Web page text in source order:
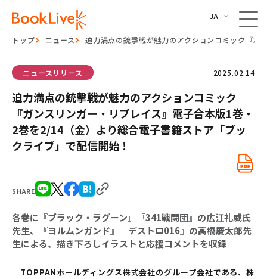
JA
トップ ニュース 迫力満点の銃撃戦が魅力のアクションコミック『
SHARE
ニュースリリース 2025.02.14
迫力満点の銃撃戦が魅力のアクションコミック
『ガンスリンガー・リプレイス』電子合本版1巻・
2巻を2/14（金）より総合電子書籍ストア「ブッ
クライブ」で配信開始！
各巻に『ブラック・ラグーン』『341戦闘団』の広江礼威氏
先生、『ヨルムンガンド』『デストロ016』の高橋慶太郎先
生による、描き下ろしイラストと応援コメントを収録
TOPPANホールディングス株式会社のグループ会社である、株